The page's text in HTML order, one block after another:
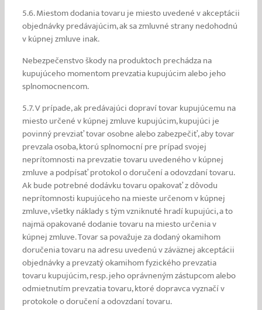
5.6. Miestom dodania tovaru je miesto uvedené v akceptácii
objednávky predávajúcim, ak sa zmluvné strany nedohodnú
v kúpnej zmluve inak.
Nebezpečenstvo škody na produktoch prechádza na
kupujúceho momentom prevzatia kupujúcim alebo jeho
splnomocnencom.
5.7. V prípade, ak predávajúci dopraví tovar kupujúcemu na
miesto určené v kúpnej zmluve kupujúcim, kupujúci je
povinný prevziať tovar osobne alebo zabezpečiť, aby tovar
prevzala osoba, ktorú splnomocní pre prípad svojej
neprítomnosti na prevzatie tovaru uvedeného v kúpnej
zmluve a podpísať protokol o doručení a odovzdaní tovaru.
Ak bude potrebné dodávku tovaru opakovať z dôvodu
neprítomnosti kupujúceho na mieste určenom v kúpnej
zmluve, všetky náklady s tým vzniknuté hradí kupujúci, a to
najmä opakované dodanie tovaru na miesto určenia v
kúpnej zmluve. Tovar sa považuje za dodaný okamihom
doručenia tovaru na adresu uvedenú v záväznej akceptácii
objednávky a prevzatý okamihom fyzického prevzatia
tovaru kupujúcim, resp. jeho oprávneným zástupcom alebo
odmietnutím prevzatia tovaru, ktoré dopravca vyznačí v
protokole o doručení a odovzdaní tovaru.